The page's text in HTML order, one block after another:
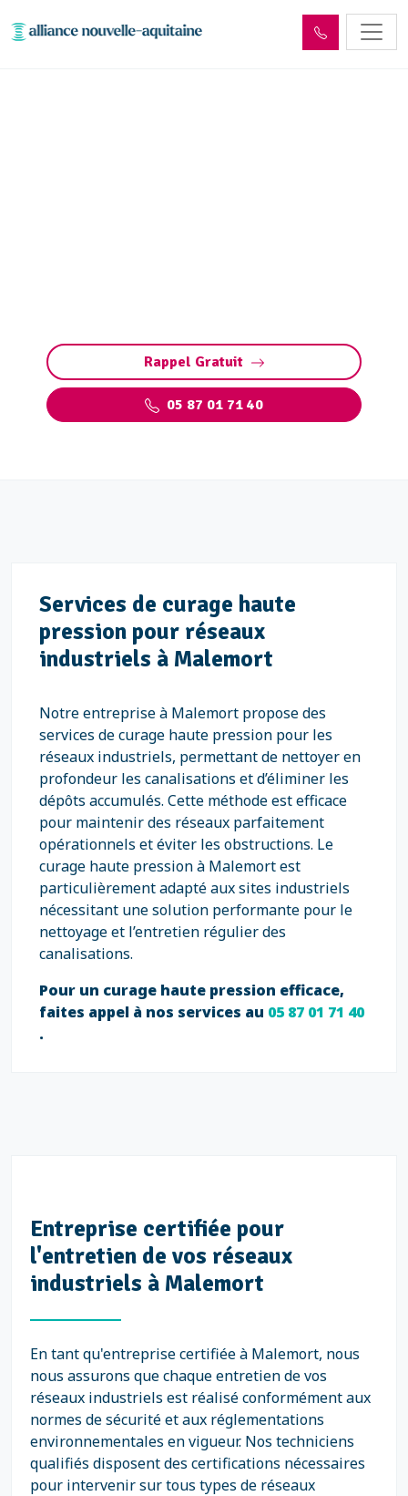
Rappel Gratuit
05 87 01 71 40
Services de curage haute
pression pour réseaux
industriels à Malemort
Notre entreprise à Malemort propose des
services de curage haute pression pour les
réseaux industriels, permettant de nettoyer en
profondeur les canalisations et d’éliminer les
dépôts accumulés. Cette méthode est efficace
pour maintenir des réseaux parfaitement
opérationnels et éviter les obstructions. Le
curage haute pression à Malemort est
particulièrement adapté aux sites industriels
nécessitant une solution performante pour le
nettoyage et l’entretien régulier des
canalisations.
Pour un curage haute pression efficace,
faites appel à nos services au 05 87 01 71 40
.
Entreprise certifiée pour
l'entretien de vos réseaux
industriels à Malemort
En tant qu'entreprise certifiée à Malemort, nous
nous assurons que chaque entretien de vos
réseaux industriels est réalisé conformément aux
normes de sécurité et aux réglementations
environnementales en vigueur. Nos techniciens
qualifiés disposent des certifications nécessaires
pour intervenir sur tous types de réseaux